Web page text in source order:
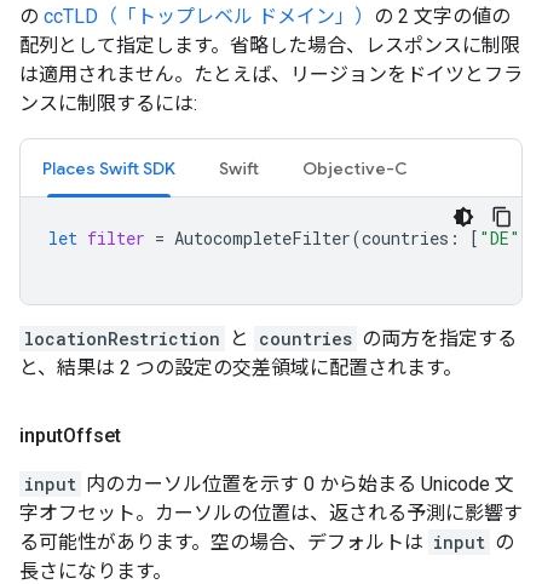
の ccTLD（「トップレベル ドメイン」） の 2 文字の値の
配列として指定します。省略した場合、レスポンスに制限
は適用されません。たとえば、リージョンをドイツとフラ
ンスに制限するには:
Places Swift SDK Swift Objective-C
let filter = AutocompleteFilter(countries : [ "DE"
locationRestriction と countries の両方を指定する
と、結果は 2 つの設定の交差領域に配置されます。
inputOffset
input 内のカーソル位置を示す 0 から始まる Unicode 文
字オフセット。カーソルの位置は、返される予測に影響す
る可能性があります。空の場合、デフォルトは input の
長さになります。